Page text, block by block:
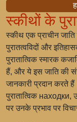
स्कीथों के
स्कीथ एक प्राचीन
पुरातत्वविदों और
पुरातात्विक स्मारक
हैं, और ये इस जाति की
जानकारी प्रदान करते
पुरातात्विक
पर उनके प्रभाव पर